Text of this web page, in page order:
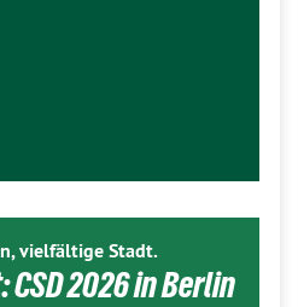
vielfältige Stadt.
2026 in Berlin